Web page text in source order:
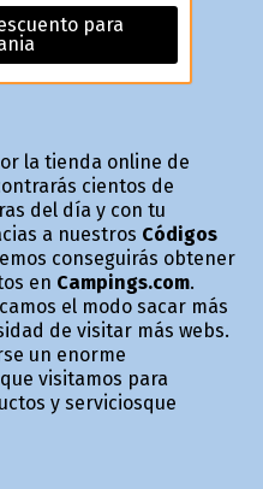
para
la tienda online de
cientos de
del día y con tu
a nuestros Códigos
conseguirás obtener
en Campings.com.
el modo sacar más
de visitar más webs.
un enorme
visitamos para
y serviciosque